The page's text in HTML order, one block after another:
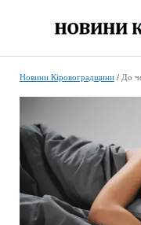
Новини Кіровоградщини/ До